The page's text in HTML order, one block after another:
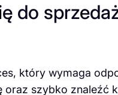
do
który wymaga
oraz szybko znaleźć